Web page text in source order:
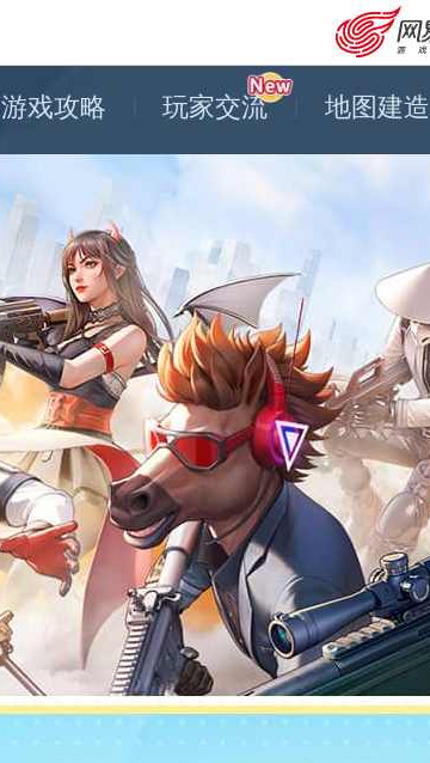
安卓充值
游戏攻略 玩家交流 地图建造